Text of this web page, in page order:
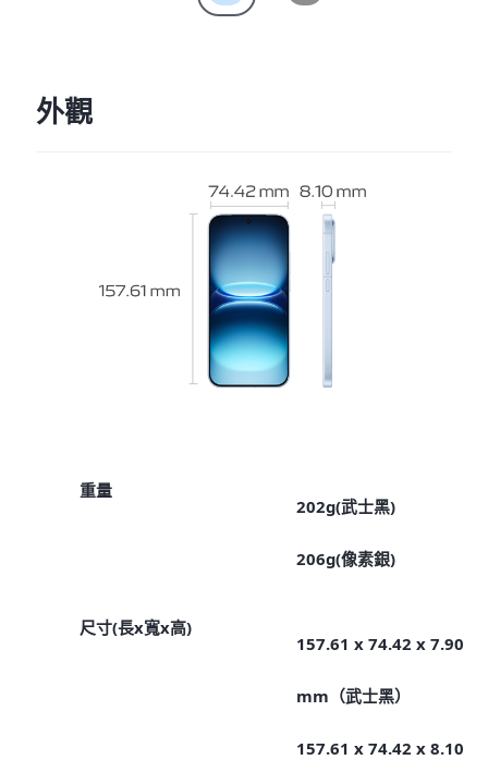
外觀
重量
202g(武士黑)
206g(像素銀)
尺寸(長x寬x高)
157.61 x 74.42 x 7.90
mm（武士黑）
157.61 x 74.42 x 8.10